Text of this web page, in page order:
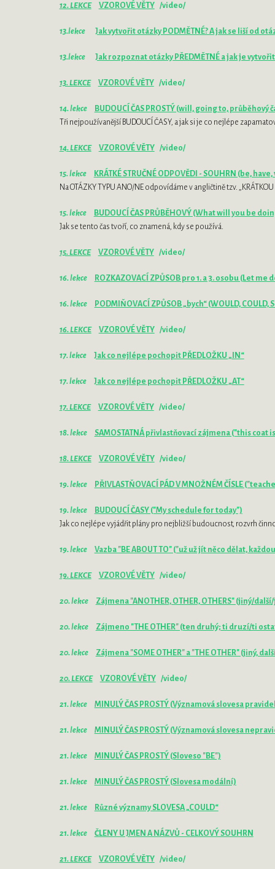
12. LEKCE VZOROVÉ VĚTY/video/
13.lekce Jak vytvořit otázky PODMĚTNÉ? A jak se liší od
13.lekce Jak rozpoznat otázky PŘEDMĚTNÉ a jak je
13. LEKCE VZOROVÉ VĚTY/video/
14. lekce
BUDOUCÍ ČAS PROSTÝ (will, going to, průběhový
Tři nejpoužívanější BUDOUCÍ ČASY, a jak si je co nejlépe
14. LEKCE VZOROVÉ VĚTY/video/
15. lekce
KRÁTKÉ STRUČNÉ ODPOVĚDI - SOUHRN (be,
Na OTÁZKY TYPU ANO/NE odpovídáme v angličtině tzv. „KRÁTKOU
15. lekce
BUDOUCÍ ČAS PRŮBĚHOVÝ (What will you be
Jak se tento čas tvoří, co znamená, kdy se používá.
15. LEKCE VZOROVÉ VĚTY/video/
16. lekce ROZKAZOVACÍ ZPŮSOB pro 1. a 3. osobu (Let me
16. lekce PODMIŇOVACÍ ZPŮSOB „bych“ (WOULD, COULD,
16. LEKCE VZOROVÉ VĚTY/video/
17. lekce Jak co nejlépe pochopit PŘEDLOŽKU „IN“
17. lekce Jak co nejlépe pochopit PŘEDLOŽKU „AT“
17. LEKCE VZOROVÉ VĚTY/video/
18. lekce SAMOSTATNÁ přivlastňovací zájmena ("this coat is
18. LEKCE VZOROVÉ VĚTY/video/
19. lekce PŘIVLASTŇOVACÍ PÁD V MNOŽNÉM ČÍSLE
19. lekce
BUDOUCÍ ČASY ("My schedule for today")
Jak co nejlépe vyjádřit plány pro nejbližší budoucnost, rozvrh
19. lekce Vazba "BE ABOUT TO" ("už už jít něco dělat,
19. LEKCE VZOROVÉ VĚTY/video/
20. lekce Zájmena "ANOTHER, OTHER, OTHERS" (jiný/
20. lekce Zájmeno "THE OTHER" (ten druhý; ti druzí/ti
20. lekce Zájmena "SOME OTHER" a "THE OTHER" (jiný,
20. LEKCE VZOROVÉ VĚTY/video/
21. lekce MINULÝ ČAS PROSTÝ (Významová slovesa
21. lekce MINULÝ ČAS PROSTÝ (Významová slovesa
21. lekce MINULÝ ČAS PROSTÝ (Sloveso "BE")
21. lekce MINULÝ ČAS PROSTÝ (Slovesa modální)
21. lekce Různé významy SLOVESA „COULD“
21. lekce ČLENY U JMEN A NÁZVŮ - CELKOVÝ SOUHRN
21. LEKCE VZOROVÉ VĚTY/video/